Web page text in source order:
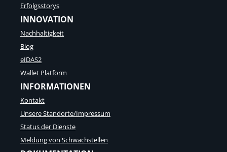
Erfolgsstorys
INNOVATION
Nachhaltigkeit
Blog
eIDAS2
Wallet Platform
INFORMATIONEN
Kontakt
Unsere Standorte/Impressum
Status der Dienste
Meldung von Schwachstellen